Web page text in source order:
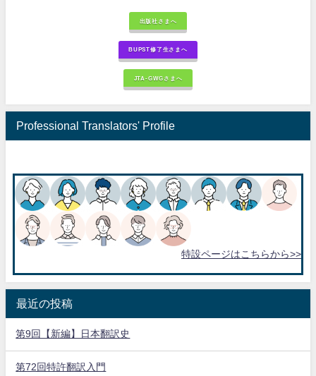
出版社さまへ
BUPST修了生さまへ
JTA-GWGさまへ
Professional Translators' Profile
特設ページはこちらから>>
最近の投稿
第9回【新編】日本翻訳史
第72回特許翻訳入門